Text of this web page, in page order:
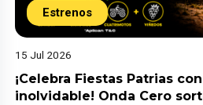
Estrenos
15 Jul 2026
¡Celebra Fiestas Patrias
inolvidable! Onda Cero